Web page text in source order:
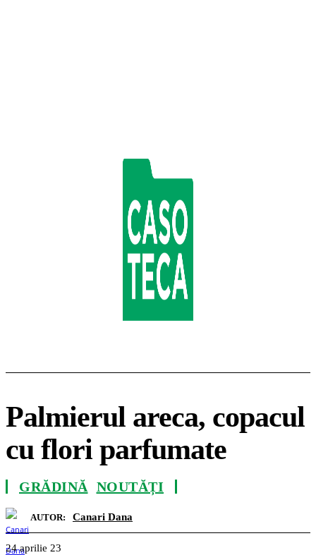
Palmierul areca, copacul
cu flori parfumate
GRĂDINĂ NOUTĂȚI
AUTOR: Canari Dana
24 aprilie 23